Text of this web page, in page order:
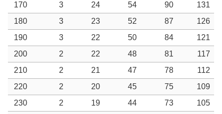
170
3 24 54 90
131
180
3 23 52 87
126
190
3 22 50 84
121
200
2 22 48 81
117
210
2 21 47 78
112
220
2 20 45 75
109
230
2 19 44 73
105